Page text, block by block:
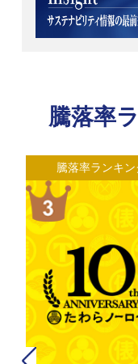
騰落率
騰落率ランキン